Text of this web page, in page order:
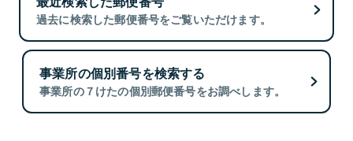
過去に検索した郵便番号をご覧いただけます。
事業所の個別番号を検索する
事業所の７けたの個別郵便番号をお調べします。